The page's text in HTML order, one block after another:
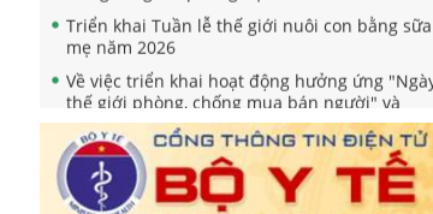
Triển khai Tuần lễ thế giới nuôi con bằng sữa
mẹ năm 2026
Về việc triển khai hoạt động hưởng ứng "Ngày
thế giới phòng, chống mua bán người" và
"Ngày toàn dân phòng, chống mua bán người"
năm 2026
Quyết định Phê duyệt Kế hoạch triển khai
nhiệm vụ khám sức khoẻ định kỳ hoặc khám